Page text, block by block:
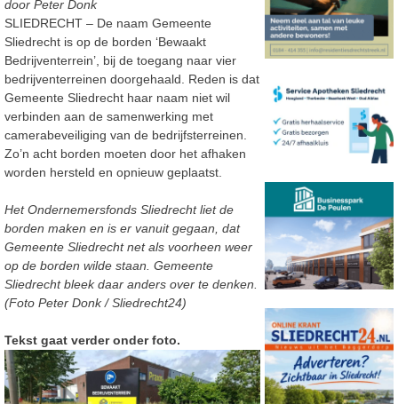
door Peter Donk
SLIEDRECHT – De naam Gemeente
Sliedrecht is op de borden ‘Bewaakt
Bedrijventerrein’, bij de toegang naar vier
bedrijventerreinen doorgehaald. Reden is dat
Gemeente Sliedrecht haar naam niet wil
verbinden aan de samenwerking met
camerabeveiliging van de bedrijfsterreinen.
Zo’n acht borden moeten door het afhaken
worden hersteld en opnieuw geplaatst.
Het Ondernemersfonds Sliedrecht liet de
borden maken en is er vanuit gegaan, dat
Gemeente Sliedrecht net als voorheen weer
op de borden wilde staan. Gemeente
Sliedrecht bleek daar anders over te denken.
(Foto Peter Donk / Sliedrecht24)
Tekst gaat verder onder foto.